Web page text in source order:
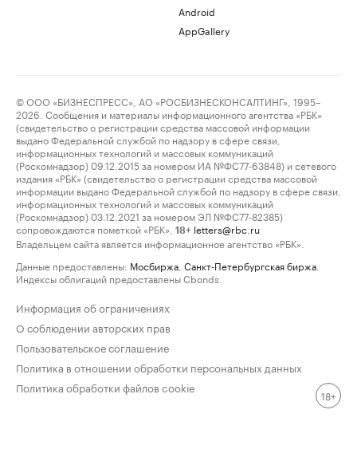
Android
AppGallery
© ООО «БИЗНЕСПРЕСС», АО «РОСБИЗНЕСКОНСАЛТИНГ», 1995–
2026. Сообщения и материалы информационного агентства «РБК»
(свидетельство о регистрации средства массовой информации
выдано Федеральной службой по надзору в сфере связи,
информационных технологий и массовых коммуникаций
(Роскомнадзор) 09.12.2015 за номером ИА №ФС77-63848) и сетевого
издания «РБК» (свидетельство о регистрации средства массовой
информации выдано Федеральной службой по надзору в сфере связи,
информационных технологий и массовых коммуникаций
(Роскомнадзор) 03.12.2021 за номером ЭЛ №ФС77-82385)
сопровождаются пометкой «РБК».
18+ letters@rbc.ru
Владельцем сайта является информационное агентство «РБК».
Данные предоставлены: Мосбиржа Санкт-Петербургская биржа
Индексы облигаций предоставлены Cbonds.
Информация об ограничениях
О соблюдении авторских прав
Пользовательское соглашение
Политика в отношении обработки персональных данных
Политика обработки файлов cookie
18+